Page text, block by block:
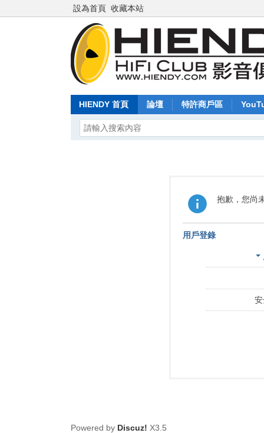
設為首頁 收藏本站
HIENDY 首頁 論壇 特許商戶區
抱歉，您尚
用戶登錄
Powered by Discuz! X3.5